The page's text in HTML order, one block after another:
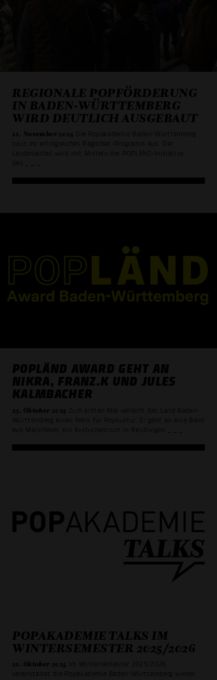
REGIONALE POPFÖRDERUNG
IN BADEN-WÜRTTEMBERG
WIRD DEUTLICH AUSGEBAUT
11. November 2025 Die Popakademie Baden-Württemberg
baut ihr erfolgreiches RegioNet-Programm aus. Der
Landesanteil wird mit Mitteln der POPLÄND-Initiative
des
POPLÄND AWARD GEHT AN
NIKRA, FRANZ.K UND JULES
KALMBACHER
23. Oktober 2025 Zum ersten Mal verleiht das Land Baden-
Württemberg einen Preis für Popkultur. Er geht an eine Band
aus Mannheim, ein Kulturzentrum in Reutlingen
POPAKADEMIE TALKS IM
WINTERSEMESTER 2025/2026
21. Oktober 2025
Im Wintersemester 2025/2026
veranstaltet die Popakademie Baden-Württemberg wieder